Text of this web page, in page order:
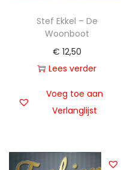
Stef Ekkel – De
Woonboot
€ 12,50
Lees verder
Voeg toe aan
Verlanglijst